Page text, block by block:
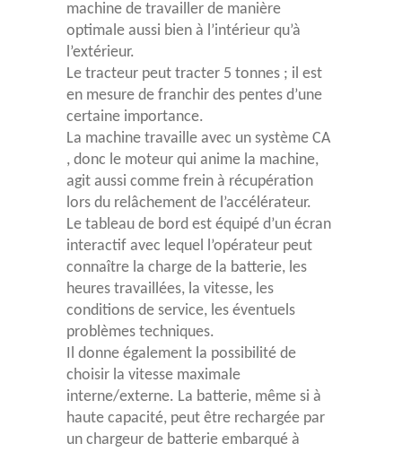
machine de travailler de manière
optimale aussi bien à l’intérieur qu’à
l’extérieur.
Le tracteur peut tracter 5 tonnes ; il est
en mesure de franchir des pentes d’une
certaine importance.
La machine travaille avec un système CA
, donc le moteur qui anime la machine,
agit aussi comme frein à récupération
lors du relâchement de l’accélérateur.
Le tableau de bord est équipé d’un écran
interactif avec lequel l’opérateur peut
connaître la charge de la batterie, les
heures travaillées, la vitesse, les
conditions de service, les éventuels
problèmes techniques.
Il donne également la possibilité de
choisir la vitesse maximale
interne/externe. La batterie, même si à
haute capacité, peut être rechargée par
un chargeur de batterie embarqué à